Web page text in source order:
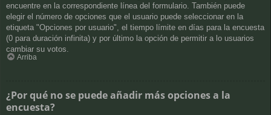
encuentre en la correspondiente línea del formulario. También puede
elegir el número de opciones que el usuario puede seleccionar en la
etiqueta "Opciones por usuario", el tiempo límite en días para la encuesta
(0 para duración infinita) y por último la opción de permitir a lo usuarios
cambiar su votos.
Arriba
¿Por qué no se puede añadir más opciones a la
encuesta?